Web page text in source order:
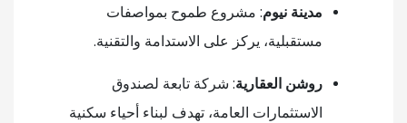
مدينة نيوم: مشروع طموح بمواصفات
مستقبلية، يركز على الاستدامة والتقنية.
روشن العقارية: شركة تابعة لصندوق
الاستثمارات العامة، تهدف لبناء أحياء سكنية